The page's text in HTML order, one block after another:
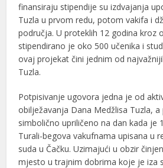
finansiraju stipendije su izdvajanja
Tuzla u prvom redu, potom vakifa i
područja. U proteklih 12 godina kroz
stipendirano je oko 500 učenika i
ovaj projekat čini jednim od
Tuzla.
Potpisivanje ugovora jedna je od
obilježavanja Dana Medžlisa Tuzla,
simbolično upriličeno na dan kada je
Turali-begova vakufnama upisana u
suda u Čačku. Uzimajući u obzir
mjesto u trajnim dobrima koje je iza